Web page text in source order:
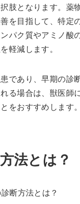
肢となります。薬
を目指して、特定
パク質やアミノ酸
軽減します。
であり、早期の診
る場合は、獣医師
をおすすめします
法とは？